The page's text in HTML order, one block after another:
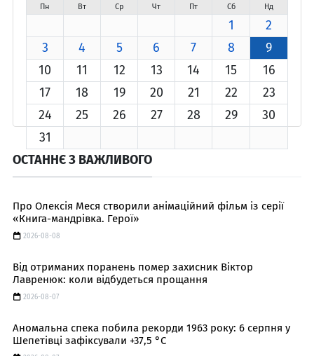
Пн Вт Ср Чт Пт Сб Нд
1
2
3
4 5 6 7 8
9
10
11 12 13 14 15
16
17
18 19 20 21 22
23
24
25 26 27 28 29
30
31
ОСТАННЄ З ВАЖЛИВОГО
Про Олексія Меся створили анімаційний фільм із серії
«Книга-мандрівка. Герої»
2026-08-08
Від отриманих поранень помер захисник Віктор
Лавренюк: коли відбудеться прощання
2026-08-07
Аномальна спека побила рекорди 1963 року: 6 серпня у
Шепетівці зафіксували +37,5 °C